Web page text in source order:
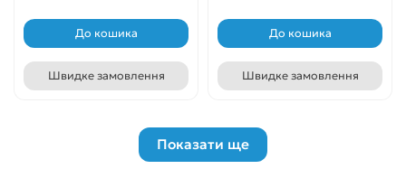
До кошика
Швидке замовлення
До кошика
Швидке замовлення
Показати ще